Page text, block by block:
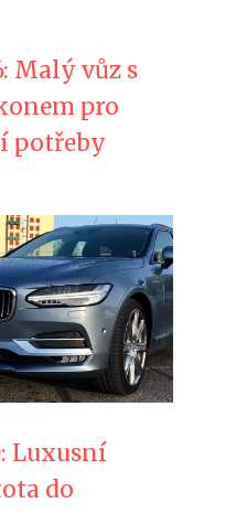
Malý vůz s
pro
potřeby
Luxusní
do